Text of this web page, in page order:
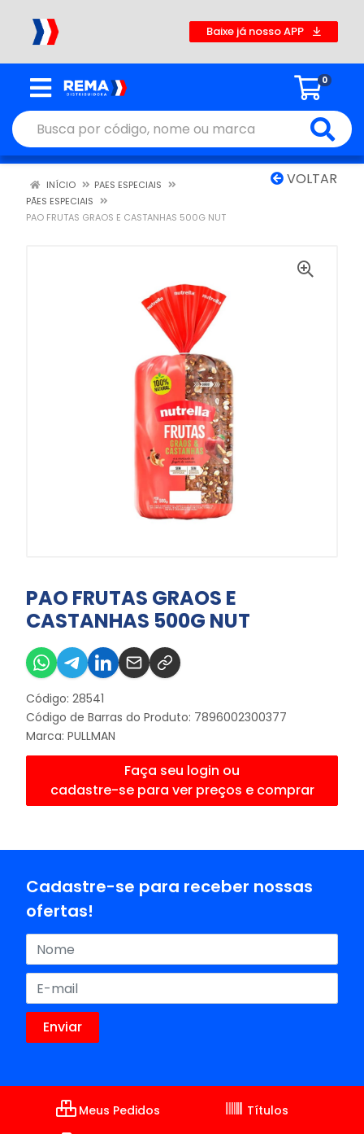
Baixe já nosso APP
0
VOLTAR
INÍCIO
PAES ESPECIAIS
PÃES ESPECIAIS
PAO FRUTAS GRAOS E CASTANHAS 500G NUT
PAO FRUTAS GRAOS E
CASTANHAS 500G NUT
Código: 28541
Código de Barras do Produto: 7896002300377
Marca: PULLMAN
Faça seu login ou
cadastre-se para ver preços e comprar
Cadastre-se para receber nossas
ofertas!
Meus Pedidos
Títulos